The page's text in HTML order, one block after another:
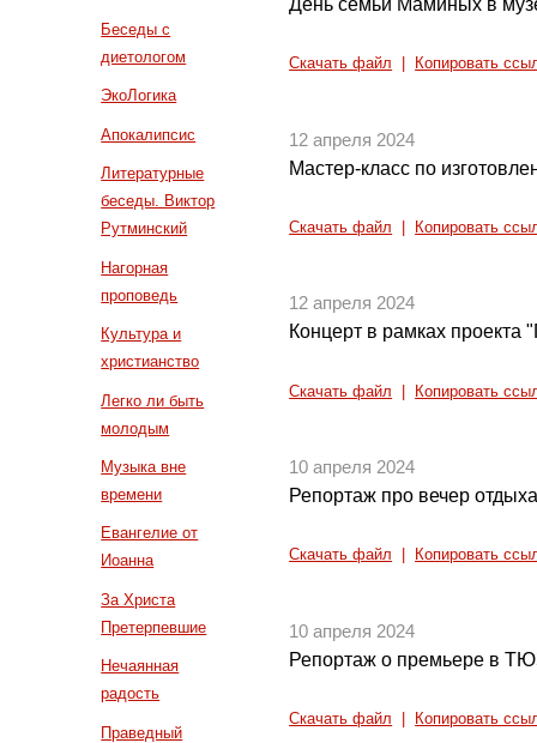
Беседы с
диетологом
ЭкоЛогика
Апокалипсис
Литературные
беседы. Виктор
Рутминский
Нагорная
проповедь
Культура и
христианство
Легко ли быть
молодым
Музыка вне
времени
Евангелие от
Иоанна
За Христа
Претерпевшие
Нечаянная
радость
Праведный
День семьи Маминых в
Скачать файл Копировать
12 апреля 2024
Мастер-класс по
Скачать файл Копировать
12 апреля 2024
Концерт в рамках проекта
Скачать файл Копировать
10 апреля 2024
Репортаж про вечер
Скачать файл Копировать
10 апреля 2024
Репортаж о премьере в
Скачать файл Копировать